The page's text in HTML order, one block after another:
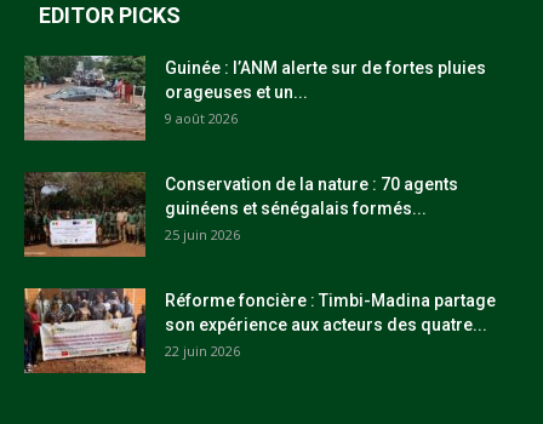
EDITOR PICKS
Guinée : l’ANM alerte sur de fortes pluies
orageuses et un...
9 août 2026
Conservation de la nature : 70 agents
guinéens et sénégalais formés...
25 juin 2026
Réforme foncière : Timbi-Madina partage
son expérience aux acteurs des quatre...
22 juin 2026